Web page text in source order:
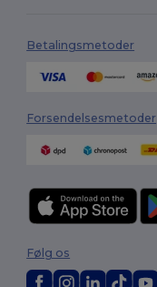
Betalingsmetoder
Forsendelsesmetoder
Følg os